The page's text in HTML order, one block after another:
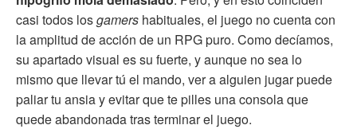
casi todos losgamers habituales, el juego no cuenta con
la amplitud de acción de un RPG puro. Como decíamos,
su apartado visual es su fuerte, y aunque no sea lo
mismo que llevar tú el mando, ver a alguien jugar puede
paliar tu ansia y evitar que te pilles una consola que
quede abandonada tras terminar el juego.